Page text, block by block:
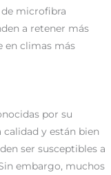
de microfibra
a retener más
en climas más
por su
y están bien
ser susceptibles a
embargo, muchos